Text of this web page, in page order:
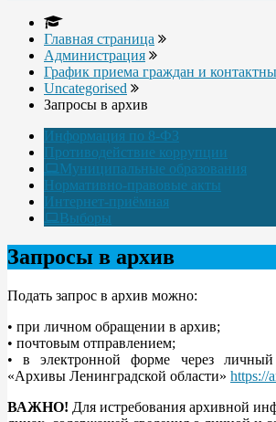
Главная страница
Администрация
График приема граждан и
Uncategorised
Запросы в архив
Информация по 8-ФЗ
Противодействие коррупции
Муниципальные образования
Нормативно-правовые акты
Интернет-приёмная
Выборы
Запросы в архив
Подать запрос в архив можно:
• при личном обращении в архив;
• почтовым отправлением;
• в электронной форме через
«Архивы Ленинградской области» https://
ВАЖНО! Для истребования архивной